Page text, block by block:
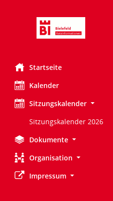
Startseite
Kalender
Sitzungskalender
Sitzungskalender 2026
Dokumente
Organisation
Impressum